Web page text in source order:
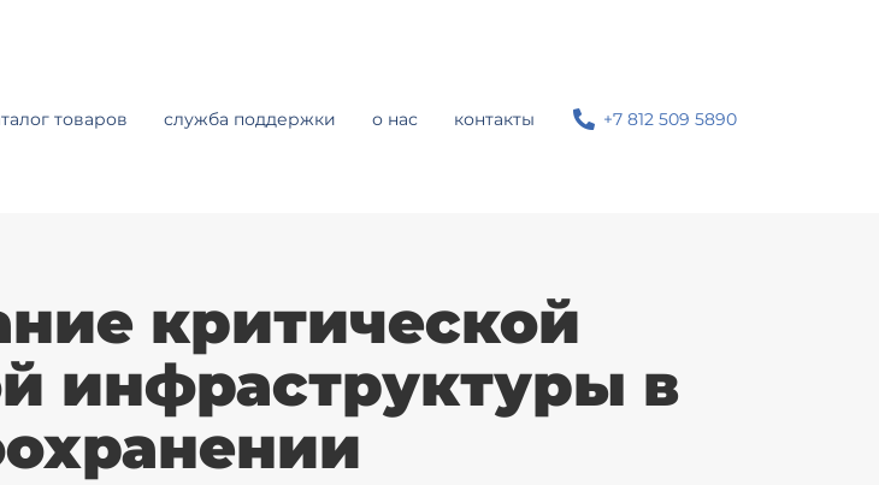
товаров служба поддержки о нас контакты +7 812 509 5890
критической
инфраструктуры в